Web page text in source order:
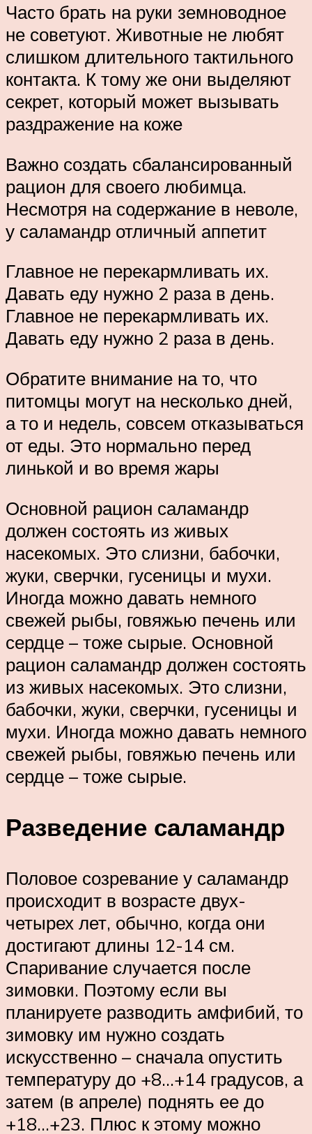
Часто брать на руки земноводное
не советуют. Животные не любят
слишком длительного тактильного
контакта. К тому же они выделяют
секрет, который может вызывать
раздражение на коже
Важно создать сбалансированный
рацион для своего любимца.
Несмотря на содержание в неволе,
у саламандр отличный аппетит
Главное не перекармливать их.
Давать еду нужно 2 раза в день.
Главное не перекармливать их.
Давать еду нужно 2 раза в день.
Обратите внимание на то, что
питомцы могут на несколько дней,
а то и недель, совсем отказываться
от еды. Это нормально перед
линькой и во время жары
Основной рацион саламандр
должен состоять из живых
насекомых. Это слизни, бабочки,
жуки, сверчки, гусеницы и мухи.
Иногда можно давать немного
свежей рыбы, говяжью печень или
сердце – тоже сырые. Основной
рацион саламандр должен состоять
из живых насекомых. Это слизни,
бабочки, жуки, сверчки, гусеницы и
мухи. Иногда можно давать немного
свежей рыбы, говяжью печень или
сердце – тоже сырые.
Разведение саламандр
Половое созревание у саламандр
происходит в возрасте двух-
четырех лет, обычно, когда они
достигают длины 12-14 см.
Спаривание случается после
зимовки. Поэтому если вы
планируете разводить амфибий, то
зимовку им нужно создать
искусственно – сначала опустить
температуру до +8…+14 градусов, а
затем (в апреле) поднять ее до
+18…+23. Плюс к этому можно